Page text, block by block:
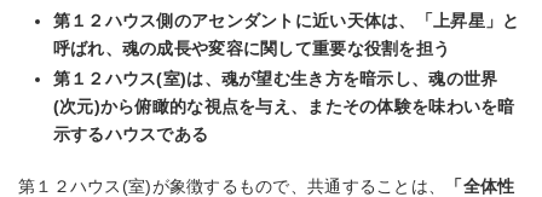
第１２ハウス側のアセンダントに近い天体は、「上昇星」と
呼ばれ、魂の成長や変容に関して重要な役割を担う
第１２ハウス(室)は、魂が望む生き方を暗示し、魂の世界
(次元)から俯瞰的な視点を与え、またその体験を味わいを暗
示するハウスである
第１２ハウス(室)が象徴するもので、共通することは、
「全体性